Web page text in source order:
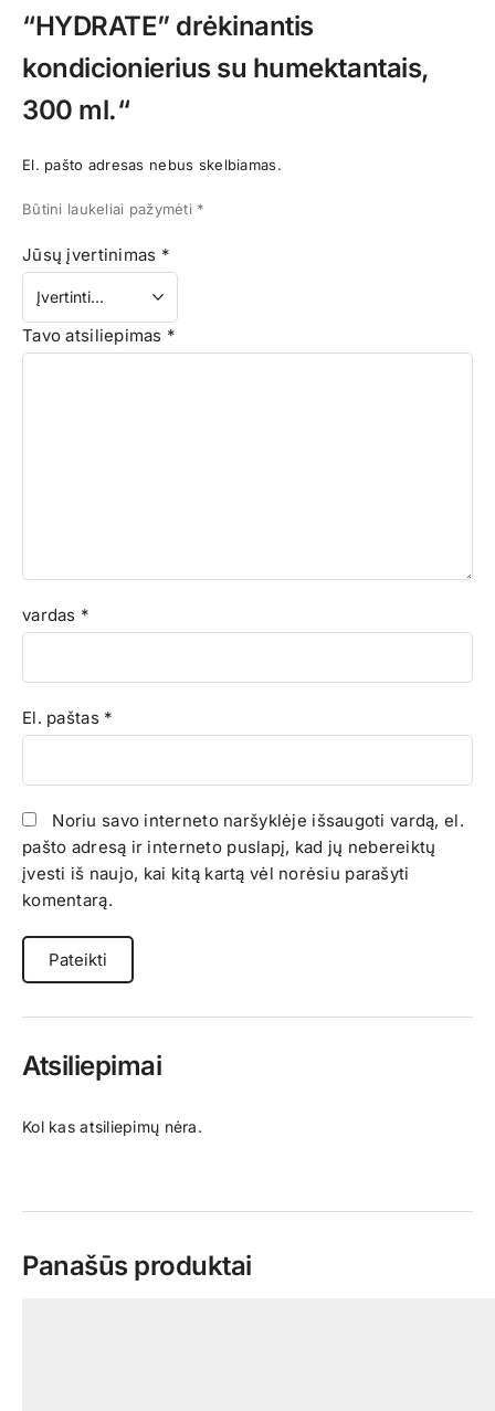
“HYDRATE” drėkinantis
kondicionierius su humektantais,
300 ml.“
El. pašto adresas nebus skelbiamas.
Būtini laukeliai pažymėti *
Jūsų įvertinimas *
Tavo atsiliepimas *
vardas *
El. paštas *
Noriu savo interneto naršyklėje išsaugoti vardą, el.
pašto adresą ir interneto puslapį, kad jų nebereiktų
įvesti iš naujo, kai kitą kartą vėl norėsiu parašyti
komentarą.
Atsiliepimai
Kol kas atsiliepimų nėra.
Panašūs produktai